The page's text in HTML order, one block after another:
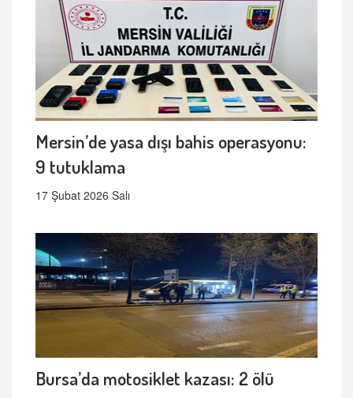
Mersin’de yasa dışı bahis operasyonu:
9 tutuklama
17 Şubat 2026 Salı
Bursa’da motosiklet kazası: 2 ölü